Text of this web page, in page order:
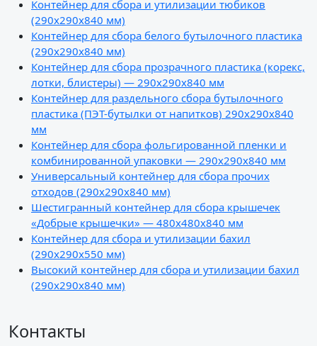
Контейнер для сбора и утилизации тюбиков
(290х290х840 мм)
Контейнер для сбора белого бутылочного пластика
(290х290х840 мм)
Контейнер для сбора прозрачного пластика (корекс,
лотки, блистеры) — 290х290х840 мм
Контейнер для раздельного сбора бутылочного
пластика (ПЭТ-бутылки от напитков) 290х290х840
мм
Контейнер для сбора фольгированной пленки и
комбинированной упаковки — 290х290х840 мм
Универсальный контейнер для сбора прочих
отходов (290х290х840 мм)
Шестигранный контейнер для сбора крышечек
«Добрые крышечки» — 480х480х840 мм
Контейнер для сбора и утилизации бахил
(290х290х550 мм)
Высокий контейнер для сбора и утилизации бахил
(290х290х840 мм)
Контакты